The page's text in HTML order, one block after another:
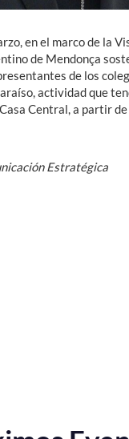
en el marco de la
de Mendonça
de los
actividad que
Central, a partir
Estratégica